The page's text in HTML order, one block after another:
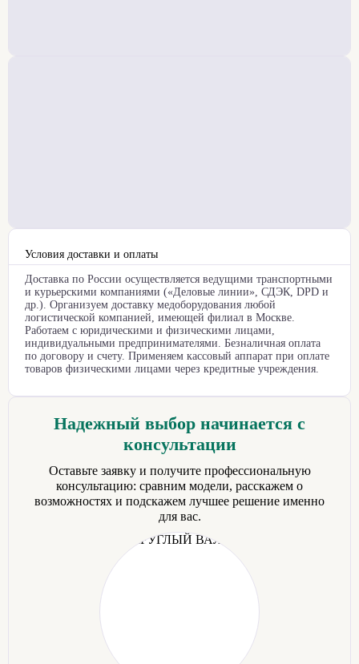
Условия доставки и оплаты
Доставка по России осуществляется ведущими транспортными
и курьерскими компаниями («Деловые линии», СДЭК, DPD и
др.). Организуем доставку медоборудования любой
логистической компанией, имеющей филиал в Москве.
Работаем с юридическими и физическими лицами,
индивидуальными предпринимателями. Безналичная оплата
по договору и счету. Применяем кассовый аппарат при оплате
товаров физическими лицами через кредитные учреждения.
Надежный выбор начинается с
консультации
Оставьте заявку и получите профессиональную
консультацию: сравним модели, расскажем о
возможностях и подскажем лучшее решение именно
для вас.